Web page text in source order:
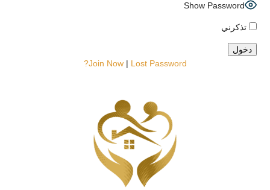
Show Password
تذكرني
Join Now| Lost Password?